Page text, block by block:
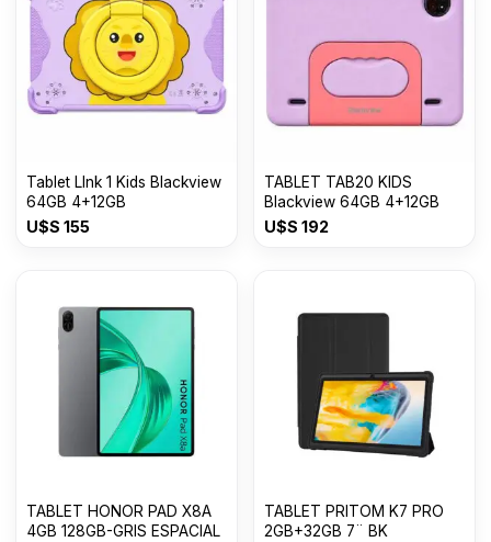
Tablet LInk 1 Kids Blackview
64GB 4+12GB
U$S 155
TABLET TAB20 KIDS
Blackview 64GB 4+12GB
U$S 192
TABLET HONOR PAD X8A
4GB 128GB-GRIS ESPACIAL
TABLET PRITOM K7 PRO
2GB+32GB 7¨ BK